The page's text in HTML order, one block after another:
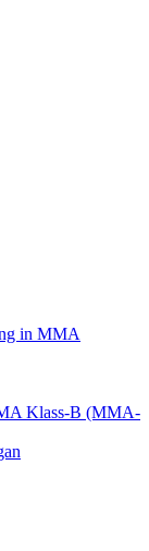
in MMA
Klass-B (MMA-